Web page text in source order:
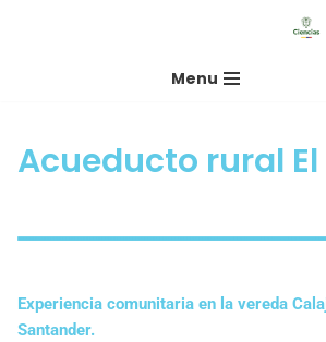
Menu
Acueducto rural
Experiencia comunitaria en la vereda
Santander.